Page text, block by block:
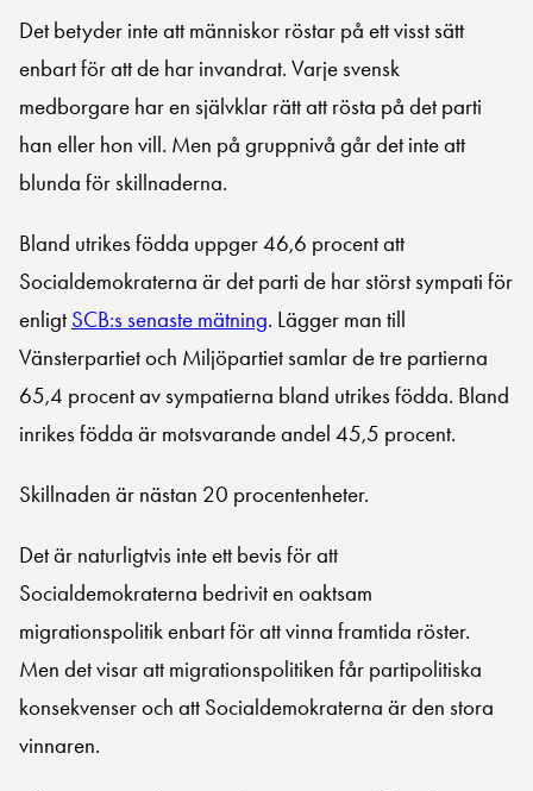
Det betyder inte att människor röstar på ett visst sätt
enbart för att de har invandrat. Varje svensk
medborgare har en självklar rätt att rösta på det parti
han eller hon vill. Men på gruppnivå går det inte att
blunda för skillnaderna.
Bland utrikes födda uppger 46,6 procent att
Socialdemokraterna är det parti de har störst sympati för
enligt SCB:s senaste mätning. Lägger man till
Vänsterpartiet och Miljöpartiet samlar de tre partierna
65,4 procent av sympatierna bland utrikes födda. Bland
inrikes födda är motsvarande andel 45,5 procent.
Skillnaden är nästan 20 procentenheter.
Det är naturligtvis inte ett bevis för att
Socialdemokraterna bedrivit en oaktsam
migrationspolitik enbart för att vinna framtida röster.
Men det visar att migrationspolitiken får partipolitiska
konsekvenser och att Socialdemokraterna är den stora
vinnaren.